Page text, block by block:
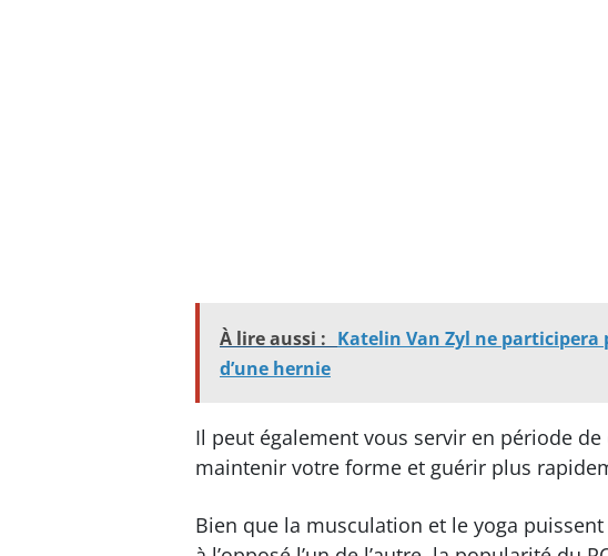
À lire aussi : Katelin Van Zyl ne participera
d’une hernie
Il peut également vous servir en période
maintenir votre forme et guérir plus
Bien que la musculation et le yoga